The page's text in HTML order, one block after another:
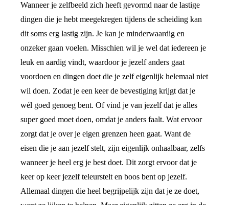
Wanneer je zelfbeeld zich heeft gevormd naar de lastige
dingen die je hebt meegekregen tijdens de scheiding kan
dit soms erg lastig zijn. Je kan je minderwaardig en
onzeker gaan voelen. Misschien wil je wel dat iedereen je
leuk en aardig vindt, waardoor je jezelf anders gaat
voordoen en dingen doet die je zelf eigenlijk helemaal niet
wil doen. Zodat je een keer de bevestiging krijgt dat je
wél goed genoeg bent. Of vind je van jezelf dat je alles
super goed moet doen, omdat je anders faalt. Wat ervoor
zorgt dat je over je eigen grenzen heen gaat. Want de
eisen die je aan jezelf stelt, zijn eigenlijk onhaalbaar, zelfs
wanneer je heel erg je best doet. Dit zorgt ervoor dat je
keer op keer jezelf teleurstelt en boos bent op jezelf.
Allemaal dingen die heel begrijpelijk zijn dat je ze doet,